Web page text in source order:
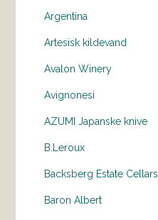
Argentina
Artesisk kildevand
Avalon Winery
Avignonesi
AZUMI Japanske knive
B.Leroux
Backsberg Estate Cellars
Baron Albert